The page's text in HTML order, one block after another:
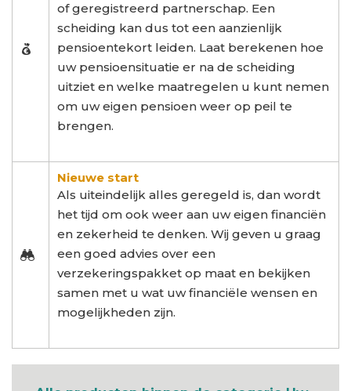
of geregistreerd partnerschap. Een
scheiding kan dus tot een aanzienlijk
pensioentekort leiden. Laat berekenen hoe
uw pensioensituatie er na de scheiding
uitziet en welke maatregelen u kunt nemen
om uw eigen pensioen weer op peil te
brengen.
Nieuwe start
Als uiteindelijk alles geregeld is, dan wordt
het tijd om ook weer aan uw eigen financiën
en zekerheid te denken. Wij geven u graag
een goed advies over een
verzekeringspakket op maat en bekijken
samen met u wat uw financiële wensen en
mogelijkheden zijn.